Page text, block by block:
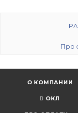
Про
О КОМПАНИИ
ОКЛ